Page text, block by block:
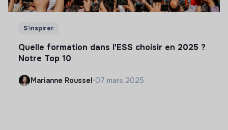
S'inspirer
Quelle formation dans l'ESS choisir en 2025 ?
Notre Top 10
Marianne Roussel•07 mars 2025